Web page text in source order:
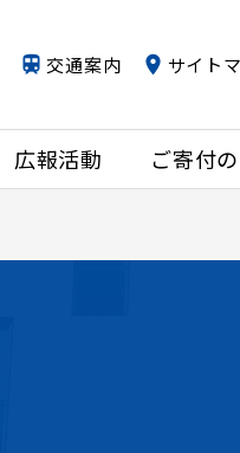
広報活動 ご寄付
交通案内 サイト